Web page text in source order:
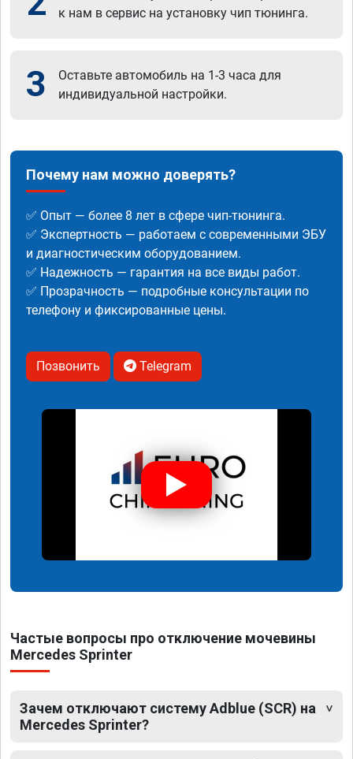
к нам в сервис на установку чип тюнинга.
3
Оставьте автомобиль на 1-3 часа для
индивидуальной настройки.
Почему нам можно доверять?
✅ Опыт — более 8 лет в сфере чип-тюнинга.
✅ Экспертность — работаем с современными ЭБУ
и диагностическим оборудованием.
✅ Надежность — гарантия на все виды работ.
✅ Прозрачность — подробные консультации по
телефону и фиксированные цены.
Позвонить Telegram
Частые вопросы про отключение мочевины
Mercedes Sprinter
Зачем отключают систему Adblue (SCR) на
Mercedes Sprinter?